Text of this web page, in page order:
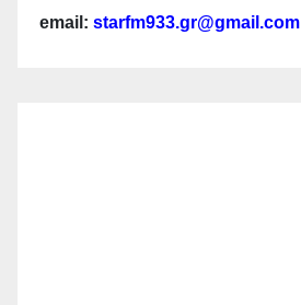
email: starfm933.gr@gmail.com